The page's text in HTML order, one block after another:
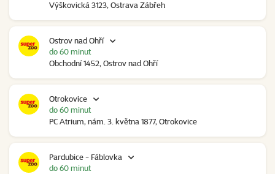
Výškovická 3123, Ostrava Zábřeh
Ostrov nad Ohří
Obchodní 1452, Ostrov nad Ohří
do 60 minut
Otrokovice
PC Atrium, nám. 3. května 1877, Otrokovice
do 60 minut
Pardubice - Fáblovka
do 60 minut